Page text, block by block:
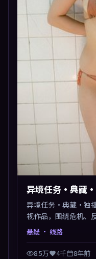
异境任务·典藏·
异境任务·典藏·独
视作品，围绕危机、
凑，值得推荐观看。
悬疑 · 线路
8.5万 4千 8年前